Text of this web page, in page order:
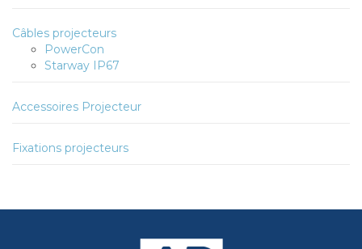
Câbles projecteurs
PowerCon
Starway IP67
Accessoires Projecteur
Fixations projecteurs